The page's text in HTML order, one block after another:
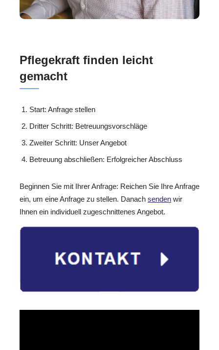
Pflegekraft finden leicht
gemacht
Start: Anfrage stellen
Dritter Schritt: Betreuungsvorschläge
Zweiter Schritt: Unser Angebot
Betreuung abschließen: Erfolgreicher Abschluss
Beginnen Sie mit Ihrer Anfrage: Reichen Sie Ihre Anfrage
ein, um eine Anfrage zu stellen. Danach senden wir
Ihnen ein individuell zugeschnittenes Angebot.